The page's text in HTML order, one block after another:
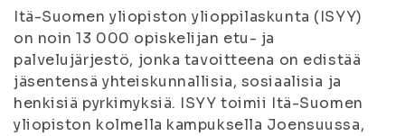
Itä-Suomen yliopiston ylioppilaskunta (ISYY)
on noin 13 000 opiskelijan etu- ja
palvelujärjestö, jonka tavoitteena on edistää
jäsentensä yhteiskunnallisia, sosiaalisia ja
henkisiä pyrkimyksiä. ISYY toimii Itä-Suomen
yliopiston kolmella kampuksella Joensuussa,